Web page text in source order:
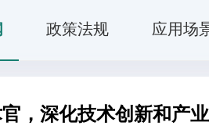
政策法规 应用场
，深化技术创新和产